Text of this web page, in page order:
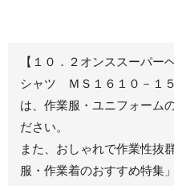
ジャンパー
秋冬長袖
スモック
【１０．２オンススーパー
シャツ ＭＳ１６１０－１
は、作業服・ユニフォーム
ださい。
また、おしゃれで作業性抜
服・作業着のおすすめ特集」